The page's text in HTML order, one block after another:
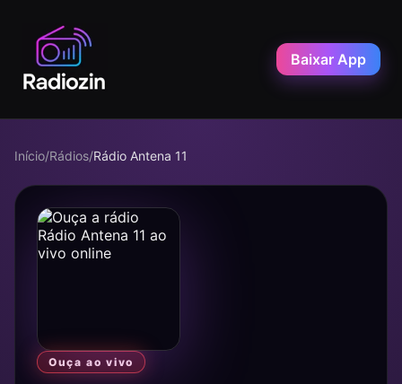
Baixar App
Início/Rádios/Rádio Antena 11
Ouça ao vivo